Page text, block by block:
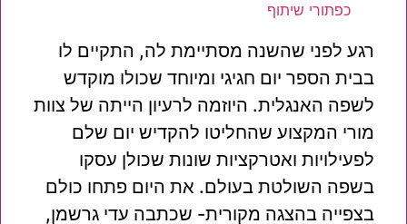
כפתורי שיתוף
רגע לפני שהשנה מסתיימת לה, התקיים לו
בבית הספר יום חגיגי ומיוחד שכולו מוקדש
לשפה האנגלית. היוזמה לרעיון הייתה של צוות
מורי המקצוע שהחליטו להקדיש יום שלם
לפעילויות ואטרקציות שונות שכולן עסקו
בשפה השולטת בעולם. את היום פתחו כולם
בצפייה בהצגה מקורית- שכתבה עדי גרשמן,